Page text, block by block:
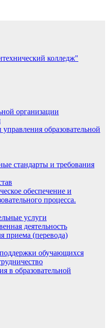
организации
образовательной
стандарты и требования
обеспечение и
процесса.
услуги
деятельность
приема (перевода)
обучающихся
в образовательной